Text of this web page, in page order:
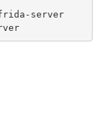
server